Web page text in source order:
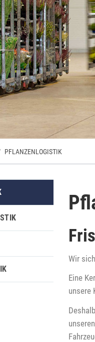
PFLANZENLOGISTIK
Wir
Eine
unsere